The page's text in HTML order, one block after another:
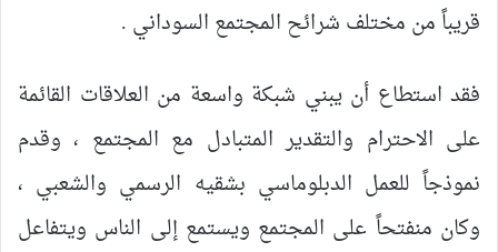
قريباً من مختلف شرائح المجتمع السوداني .
فقد استطاع أن يبني شبكة واسعة من العلاقات القائمة
على الاحترام والتقدير المتبادل مع المجتمع ، وقدم
نموذجاً للعمل الدبلوماسي بشقيه الرسمي والشعبي ،
وكان منفتحاً على المجتمع ويستمع إلى الناس ويتفاعل